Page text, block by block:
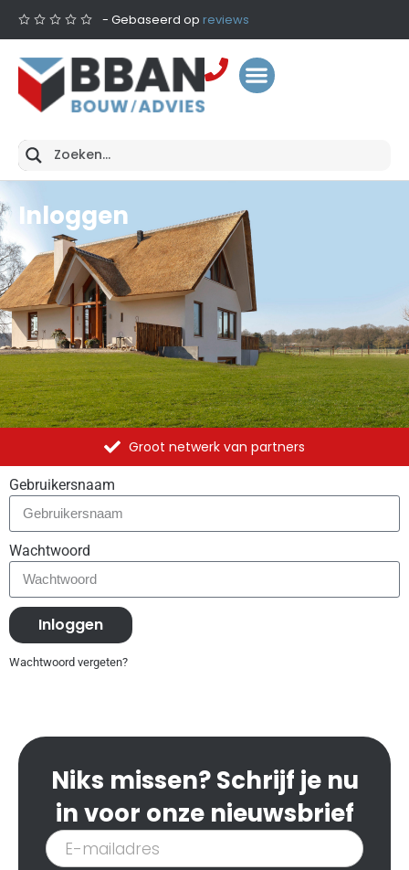
- Gebaseerd op reviews
Inloggen
van partners
Gebruikersnaam
Wachtwoord
Inloggen
Wachtwoord vergeten?
Niks missen? Schrijf je nu
in voor onze nieuwsbrief
Inschrijven
nieuwsbrief